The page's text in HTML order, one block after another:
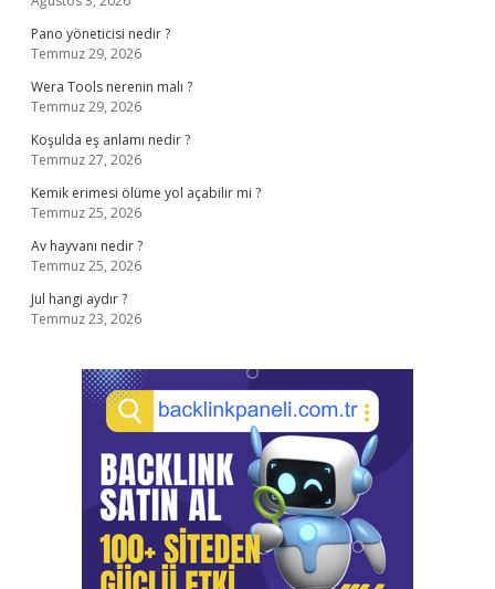
Pano yöneticisi nedir ?
Temmuz 29, 2026
Wera Tools nerenin malı ?
Temmuz 29, 2026
Koşulda eş anlamı nedir ?
Temmuz 27, 2026
Kemik erimesi ölüme yol açabilir mi ?
Temmuz 25, 2026
Av hayvanı nedir ?
Temmuz 25, 2026
Jul hangi aydır ?
Temmuz 23, 2026